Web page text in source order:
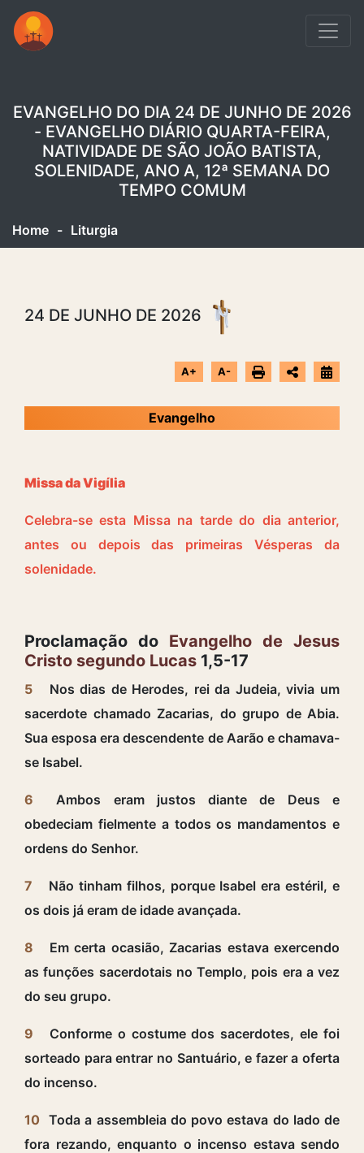
EVANGELHO DO DIA 24 DE JUNHO DE 2026
- EVANGELHO DIÁRIO QUARTA-FEIRA,
NATIVIDADE DE SÃO JOÃO BATISTA,
SOLENIDADE, ANO A, 12ª SEMANA DO
TEMPO COMUM
Home - Liturgia
24 DE JUNHO DE 2026
A+ A-
Evangelho
Missa da Vigília
Celebra-se esta Missa na tarde do dia anterior,
antes ou depois das primeiras Vésperas da
solenidade.
Proclamação do Evangelho de Jesus
Cristo segundo Lucas 1,5-17
5
Nos dias de Herodes, rei da Judeia, vivia um
sacerdote chamado Zacarias, do grupo de Abia.
Sua esposa era descendente de Aarão e chamava-
se Isabel.
6
Ambos eram justos diante de Deus e
obedeciam fielmente a todos os mandamentos e
ordens do Senhor.
7
Não tinham filhos, porque Isabel era estéril, e
os dois já eram de idade avançada.
8
Em certa ocasião, Zacarias estava exercendo
as funções sacerdotais no Templo, pois era a vez
do seu grupo.
9
Conforme o costume dos sacerdotes, ele foi
sorteado para entrar no Santuário, e fazer a oferta
do incenso.
10 Toda a assembleia do povo estava do lado de
fora rezando, enquanto o incenso estava sendo